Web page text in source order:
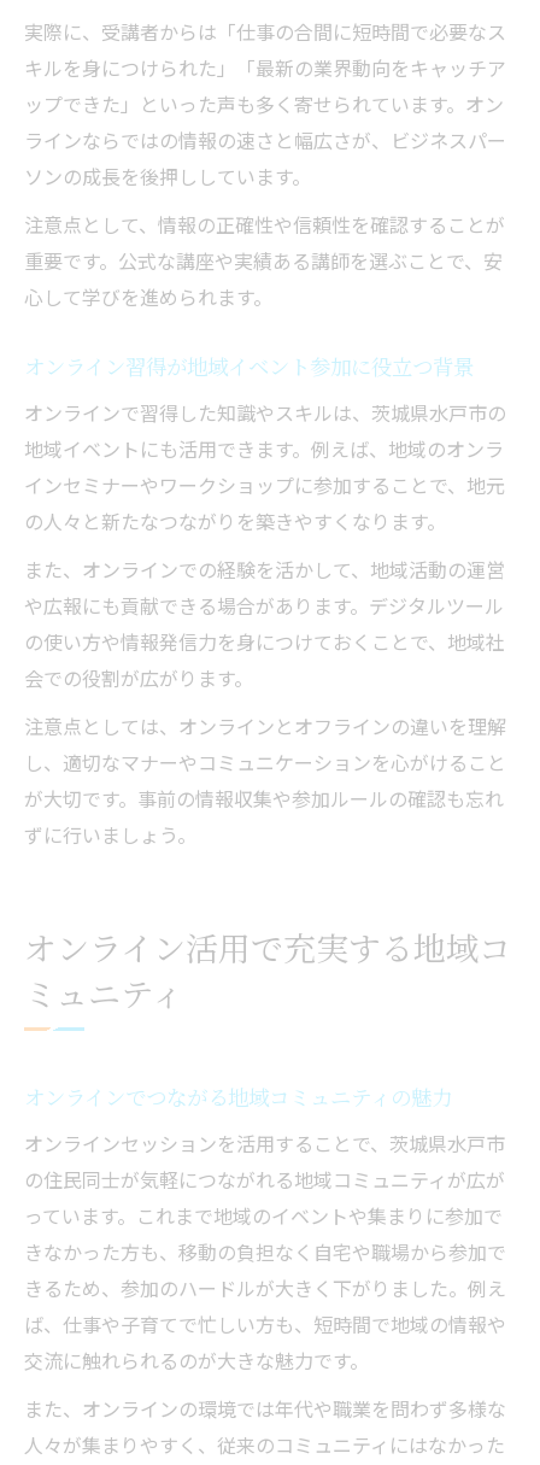
実際に、受講者からは「仕事の合間に短時間で必要なス
キルを身につけられた」「最新の業界動向をキャッチア
ップできた」といった声も多く寄せられています。オン
ラインならではの情報の速さと幅広さが、ビジネスパー
ソンの成長を後押ししています。
注意点として、情報の正確性や信頼性を確認することが
重要です。公式な講座や実績ある講師を選ぶことで、安
心して学びを進められます。
オンライン習得が地域イベント参加に役立つ背景
オンラインで習得した知識やスキルは、茨城県水戸市の
地域イベントにも活用できます。例えば、地域のオンラ
インセミナーやワークショップに参加することで、地元
の人々と新たなつながりを築きやすくなります。
また、オンラインでの経験を活かして、地域活動の運営
や広報にも貢献できる場合があります。デジタルツール
の使い方や情報発信力を身につけておくことで、地域社
会での役割が広がります。
注意点としては、オンラインとオフラインの違いを理解
し、適切なマナーやコミュニケーションを心がけること
が大切です。事前の情報収集や参加ルールの確認も忘れ
ずに行いましょう。
オンライン活用で充実する地域コ
ミュニティ
オンラインでつながる地域コミュニティの魅力
オンラインセッションを活用することで、茨城県水戸市
の住民同士が気軽につながれる地域コミュニティが広が
っています。これまで地域のイベントや集まりに参加で
きなかった方も、移動の負担なく自宅や職場から参加で
きるため、参加のハードルが大きく下がりました。例え
ば、仕事や子育てで忙しい方も、短時間で地域の情報や
交流に触れられるのが大きな魅力です。
また、オンラインの環境では年代や職業を問わず多様な
人々が集まりやすく、従来のコミュニティにはなかった